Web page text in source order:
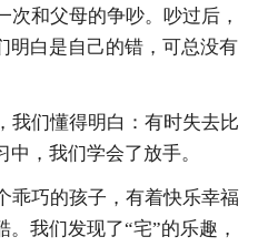
次和父母的争吵。吵过后，
明白是自己的错，可总没有
我们懂得明白：有时失去比
，我们学会了放手。
乖巧的孩子，有着快乐幸福
我们发现了“宅”的乐趣，